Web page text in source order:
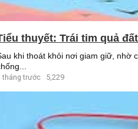
thuyết: Trái tim quả
khi thoát khỏi nơi giam giữ, nhờ
tháng trước 5,229